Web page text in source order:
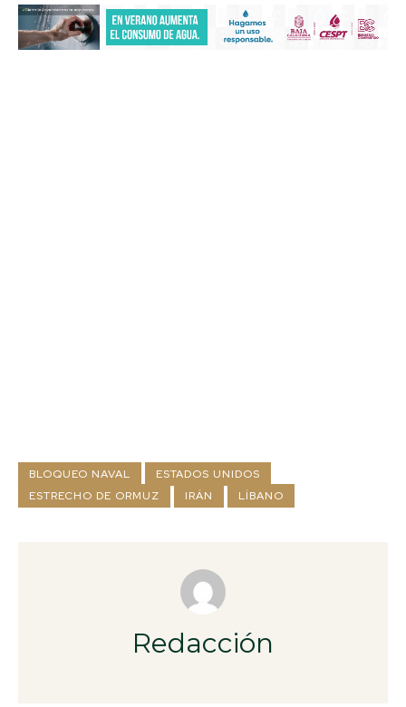
BLOQUEO NAVAL
ESTADOS UNIDOS
ESTRECHO DE ORMUZ
IRÁN LÍBANO
Redacción